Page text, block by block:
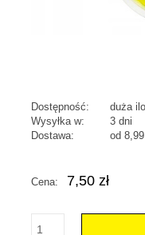
Dostępność:
duża
Wysyłka w:
3 dni
Dostawa:
od 8,99
Cena nie zawiera
Cena: 7,50 zł